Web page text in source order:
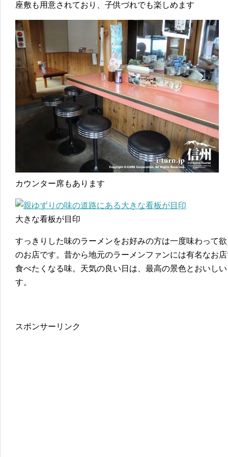
座敷も用意されており、子供づれでも楽しめます
カウンター席もあります
大きな看板が目印
すっきりした味のラーメンをお好みの方は一度味わって
のお店です。昔から地元のラーメンファンには有名なお
食べたくなる味。天気の良い日は、最高の景色とおいし
す。
スポンサーリンク